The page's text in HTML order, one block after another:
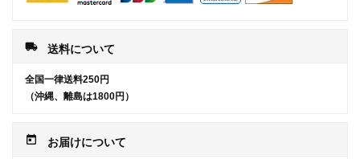
local_shipping 送料について
全国一律送料250円
（沖縄、離島は1800円）
today お届けについて